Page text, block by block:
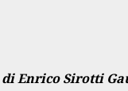
Enrico Sirotti